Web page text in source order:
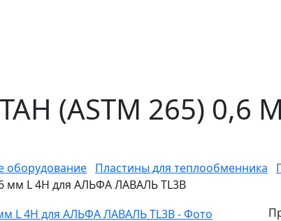
(ASTM 265)
оборудование Пластины для теплообменника
мм L 4H для АЛЬФА ЛАВАЛЬ TL3B